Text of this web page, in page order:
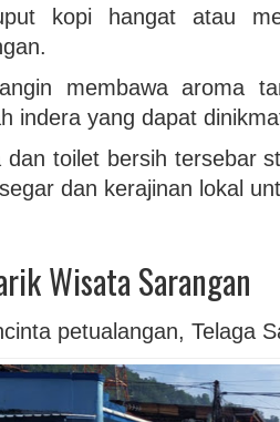
kopi hangat atau
membawa aroma
indera yang dapat
dan toilet bersih tersebar
dan kerajinan lokal
Wisata Sarangan
petualangan, Telaga